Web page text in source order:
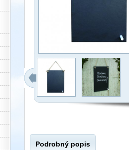
Podrobný popis